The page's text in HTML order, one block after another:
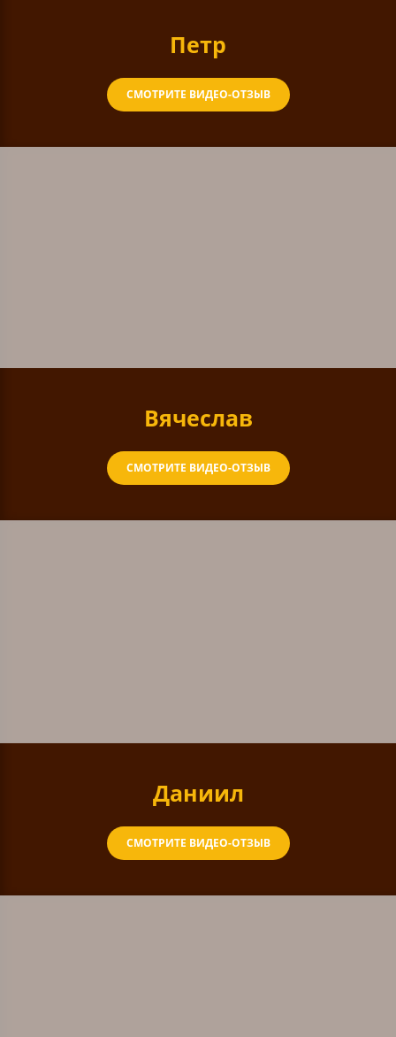
Петр
СМОТРИТЕ ВИДЕО-ОТЗЫВ
Вячеслав
СМОТРИТЕ ВИДЕО-ОТЗЫВ
Даниил
СМОТРИТЕ ВИДЕО-ОТЗЫВ